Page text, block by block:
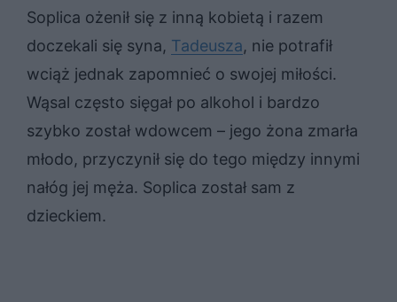
Soplica ożenił się z inną kobietą i razem
doczekali się syna, Tadeusza, nie potrafił
wciąż jednak zapomnieć o swojej miłości.
Wąsal często sięgał po alkohol i bardzo
szybko został wdowcem – jego żona zmarła
młodo, przyczynił się do tego między innymi
nałóg jej męża. Soplica został sam z
dzieckiem.